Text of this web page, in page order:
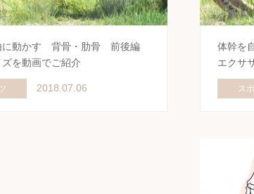
に動かす 背骨・肋骨 前後編
を動画でご紹介
2018.07.06
体幹を
エクサ
ス